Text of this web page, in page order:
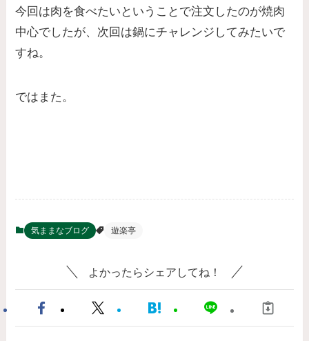
今回は肉を食べたいということで注文したのが焼肉
中心でしたが、次回は鍋にチャレンジしてみたいで
すね。
ではまた。
気ままなブログ 遊楽亭
よかったらシェアしてね！